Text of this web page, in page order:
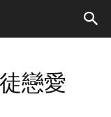
戀愛